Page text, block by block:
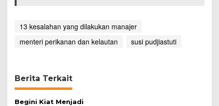
13 kesalahan yang dilakukan manajer
menteri perikanan dan kelautan
susi pudjiastuti
Berita Terkait
Begini Kiat Menjadi